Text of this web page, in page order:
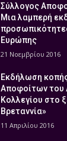
Σύλλογος
Μια λαμπερή
Ευρώπης
21 Νοεμβρίου 2016
Εκδήλωση
Αποφοίτων του
Κολλεγίου στο
Βρεταννία»
11 Απριλίου 2016